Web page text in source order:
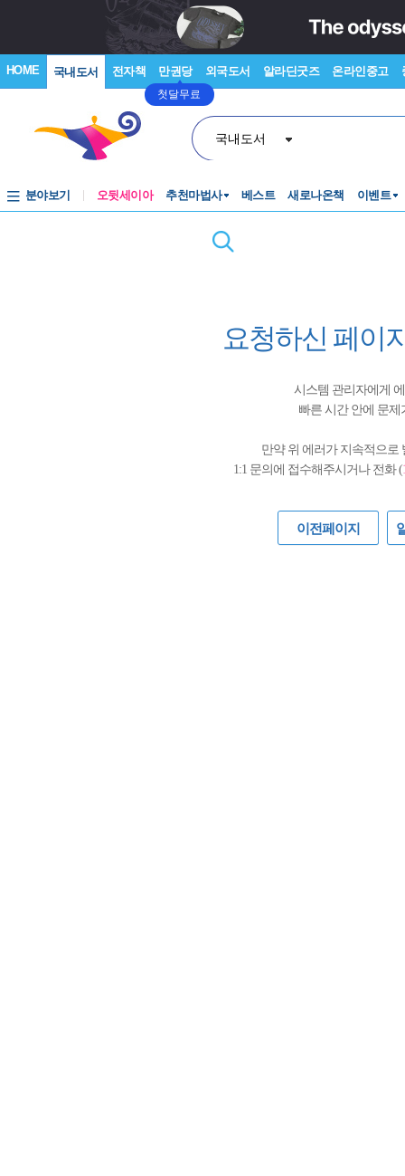
HOME 국내도서 전자책 만권당
첫달무료
외국도서 알라딘굿즈 온라인중고
국내도서
분야보기 오뒷세이아 추천마법사 베스트 새로나온책 이벤트
요청하신 페이
시스템 관리자에게
빠른 시간 안에 문
만약 위 에러가 지속적으로
1:1 문의에 접수해주시거나 전화 (
이전페이지